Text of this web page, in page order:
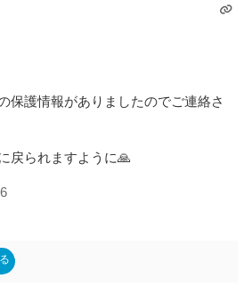
保護情報がありましたのでご連絡さ
戻られますように🙏